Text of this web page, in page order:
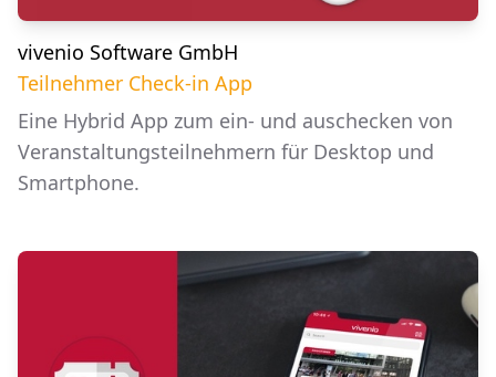
vivenio Software GmbH
Teilnehmer Check-in App
Eine Hybrid App zum ein- und auschecken von
Veranstaltungsteilnehmern für Desktop und
Smartphone.